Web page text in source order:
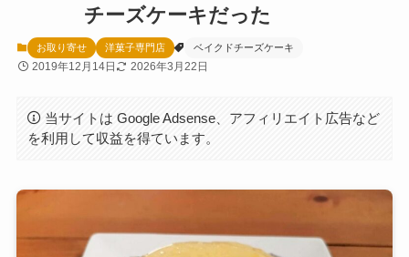
チーズケーキだった
お取り寄せ 洋菓子専門店 ベイクドチーズケーキ
2019年12月14日 2026年3月22日
当サイトは Google Adsense、アフィリエイト広告など
を利用して収益を得ています。